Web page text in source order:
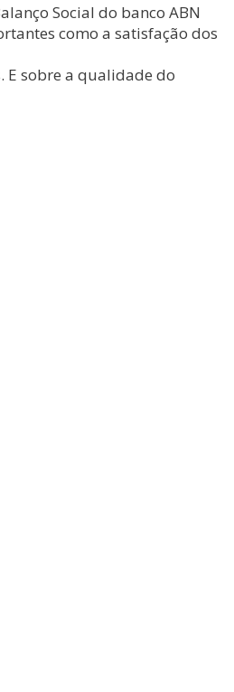
Social do banco ABN
como a satisfação dos
E sobre a qualidade do